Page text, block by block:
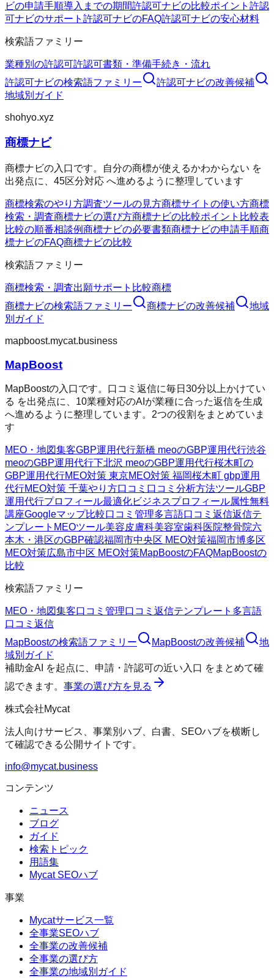
ビの申請手順導入までの期間許認可ナビの比較ポイント 許認
可ナビのサポート 許認可ナビのFAQ許認可ナビの安心材料
検索語ファミリー
業種別の許認可許認可書類・準備手続き・流れ
許認可ナビの検索語ファミリー 許認可ナビの改善候補
地域別ガイド
shohyo.xyz
商標ナビ
商標ナビの入口です。自分の商標が使えるかわからない を
出発点に、45区分対応 へ進めるように整理しています
商標検索のやり方調査ツールの見方商標サイトの使い方商標
検索・調査商標ナビの選び方商標ナビの比較ポイント 比較表
比較の順番相談例商標ナビの必要書類商標ナビの申請手順商
標ナビのFAQ商標ナビの比較
検索語ファミリー
商標検索・調査出願サポート 比較商標
商標ナビの検索語ファミリー 商標ナビの改善候補
地域
別ガイド
mapboost.mycat.business
MapBoost
MapBoostの入口です。口コミ返信に毎日30分以上かけてい
る を出発点に、10業種対応のAIが業種に合った返信を生成
へ進めるように整理しています。2つの役割をまとめていま
す
MEO・地図集客GBP運用代行新橋 meoのGBP運用代行渋谷
meoのGBP運用代行下北沢 meoのGBP運用代行桜木町の
GBP運用代行MEO対策 東京MEO対策 福岡桜木町 gbp運用
代行MEO対策 千葉やり方口コミ 口コミ分析方法ツールGBP
運用代行プロフィール最適化ビジネスプロフィール属性無料
講座Googleマップ比較口コミ管理多言語口コミ返信返信テ
ンプレート MEOツール美容皮膚科美容室歯科医院整骨院六
本木・港区のGBP確認福岡市中央区 MEO対策福岡市博多区
MEO対策広島市中区 MEO対策MapBoostのFAQMapBoostの
比較
検索語ファミリー
MEO・地図集客口コミ管理口コミ返信テンプレート 多言語
口コミ返信
MapBoostの検索語ファミリー MapBoostの改善候補
地
域別ガイド
補助金AI
を起点に、 申請・許認可の近い入口 をまとめて確
認できます。 事業の選び方を見る
株式会社Mycat
法人向けサービス、事業別ハブ、白書、SEOハブを横断し
て確認できる公開サイトです。
info@mycat.business
コンテンツ
ニュース
ブログ
ガイド
検索トピック
用語集
Mycat SEOハブ
事業
Mycatサービス一覧
全事業SEOハブ
全事業の改善候補
全事業の選び方
全事業の地域別ガイド